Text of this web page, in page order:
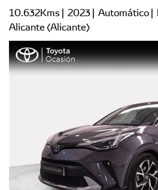
10.632Kms | 2023 | Automático |
Alicante (Alicante)